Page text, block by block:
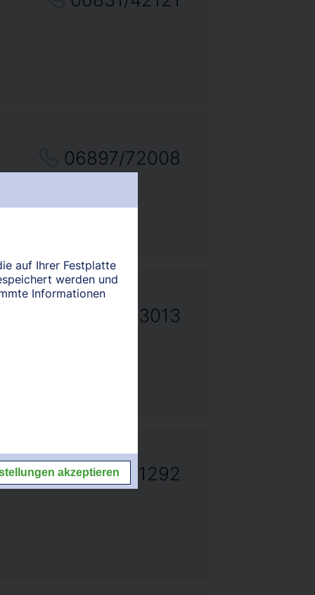
06897/72008
06872/3013
06821/71292
auf Ihrer Festplatte
werden und
Informationen
akzeptieren